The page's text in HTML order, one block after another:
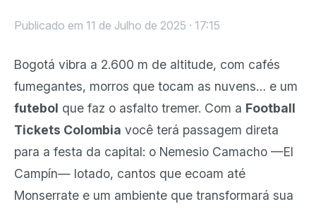
Publicado em 11 de Julho de 2025 · 17:15
Bogotá vibra a 2.600 m de altitude, com cafés
fumegantes, morros que tocam as nuvens… e um
futebol que faz o asfalto tremer. Com a Football
Tickets Colombia você terá passagem direta
para a festa da capital: o Nemesio Camacho —El
Campín— lotado, cantos que ecoam até
Monserrate e um ambiente que transformará sua